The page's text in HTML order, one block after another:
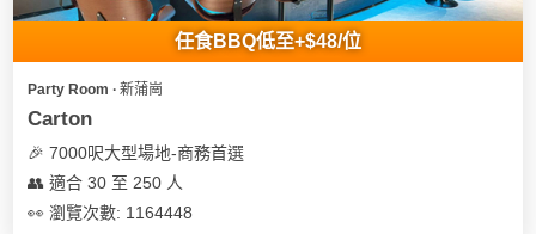
任食BBQ低至+$48/位
Party Room ∙ 新蒲崗
Carton
🎉 7000呎大型場地-商務首選
👥 適合 30 至 250 人
👀 瀏覽次數: 1164448